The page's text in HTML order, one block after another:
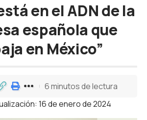
en el ADN de la
española que
en México”
16 de enero de 2024
6 minutos de lectura